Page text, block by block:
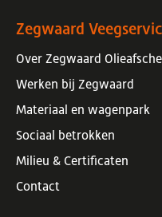
Zegwaard
Over Zegwaard
Werken bij Zegwaard
Materiaal en wagenpark
Sociaal betrokken
Milieu & Certificaten
Contact